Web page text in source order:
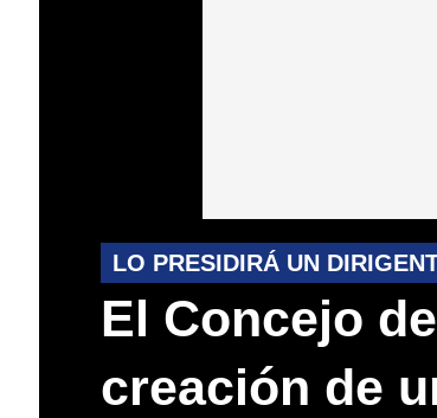
LO PRESIDIRÁ UN
El Concejo
creación de